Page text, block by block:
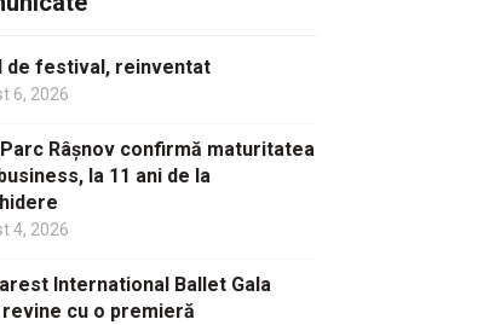
de festival, reinventat
6, 2026
Râșnov confirmă maturitatea
la 11 ani de la
4, 2026
International Ballet Gala
revine cu o premieră